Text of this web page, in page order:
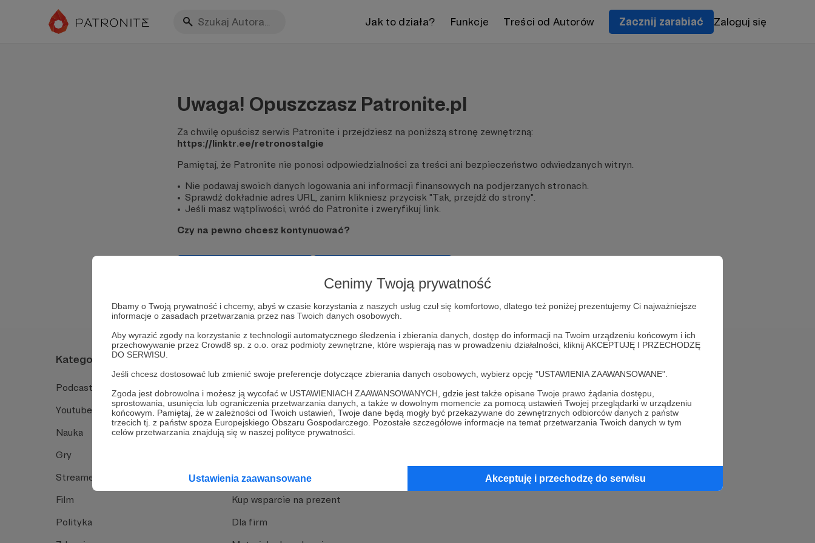
Cenimy Twoją prywatność
Dbamy o Twoją prywatność i chcemy, abyś w czasie korzystania z naszych usług czuł się komfortowo, dlatego też poniżej prezentujemy Ci najważniejsze
informacje o zasadach przetwarzania przez nas Twoich danych osobowych.
Aby wyrazić zgody na korzystanie z technologii automatycznego śledzenia i zbierania danych, dostęp do informacji na Twoim urządzeniu końcowym i ich
przechowywanie przez Crowd8 sp. z o.o. oraz podmioty zewnętrzne, które wspierają nas w prowadzeniu działalności, kliknij AKCEPTUJĘ I PRZECHODZĘ
DO SERWISU.
Jeśli chcesz dostosować lub zmienić swoje preferencje dotyczące zbierania danych osobowych, wybierz opcję "USTAWIENIA ZAAWANSOWANE".
Zgoda jest dobrowolna i możesz ją wycofać w USTAWIENIACH ZAAWANSOWANYCH, gdzie jest także opisane Twoje prawo żądania dostępu,
sprostowania, usunięcia lub ograniczenia przetwarzania danych, a także w dowolnym momencie za pomocą ustawień Twojej przeglądarki w urządzeniu
końcowym. Pamiętaj, że w zależności od Twoich ustawień, Twoje dane będą mogły być przekazywane do zewnętrznych odbiorców danych z państw
trzecich tj. z państw spoza Europejskiego Obszaru Gospodarczego. Pozostałe szczegółowe informacje na temat przetwarzania Twoich danych w tym
celów przetwarzania znajdują się w naszej polityce prywatności.
Ustawienia zaawansowane Akceptuję i przechodzę do serwisu
Jak to działa? Funkcje Treści od Autorów Zacznij zarabiać Zaloguj się
Uwaga! Opuszczasz Patronite.pl
Za chwilę opuścisz serwis Patronite i przejdziesz na poniższą stronę zewnętrzną:
https://linktr.ee/retronostalgie
Pamiętaj, że Patronite nie ponosi odpowiedzialności za treści ani bezpieczeństwo odwiedzanych witryn.
Nie podawaj swoich danych logowania ani informacji finansowych na podjerzanych stronach.
Sprawdź dokładnie adres URL, zanim klikniesz przycisk "Tak, przejdź do strony".
Jeśli masz wątpliwości, wróć do Patronite i zweryfikuj link.
Czy na pewno chcesz kontynuować?
Kategorie
Podcast
Youtube
Nauka
Gry
Streamerzy
Film
Polityka
Jak to działa
Funkcje Patronite
Dlaczego Patronite?
Opinie Twórców
Kup wsparcie na prezent
Dla firm
MCN Patronite
Suppi.pl
FAQ
Kontakt z zespołem Patronite